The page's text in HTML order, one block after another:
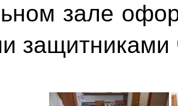
зале
защитниками